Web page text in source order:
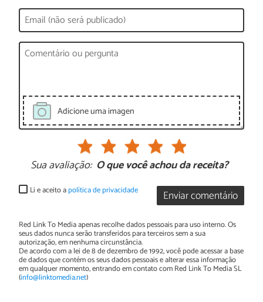
Adicione uma imagen
Sua avaliação: O que você achou da receita?
Enviar comentário
Li e aceito apolítica de privacidade
Red Link To Media apenas recolhe dados pessoais para uso interno. Os
seus dados nunca serão transferidos para terceiros sem a sua
autorização, em nenhuma circunstância.
De acordo com a lei de 8 de dezembro de 1992, você pode acessar a base
de dados que contém os seus dados pessoais e alterar essa informação
em qualquer momento, entrando em contato com Red Link To Media SL
(info@linktomedia.net)